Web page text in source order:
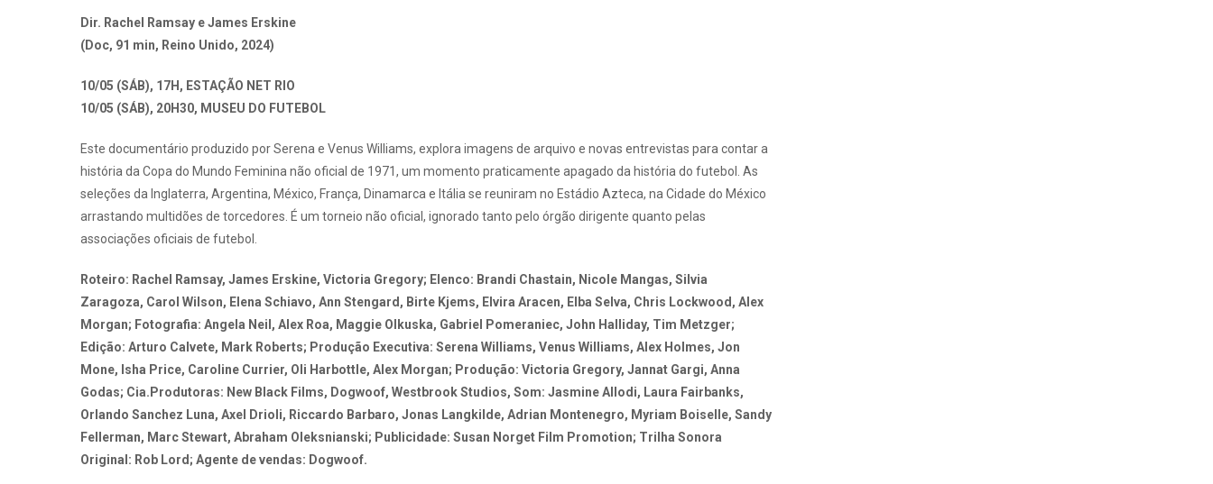
Dir. Rachel Ramsay e James Erskine
(Doc, 91 min, Reino Unido, 2024)
10/05 (SÁB), 17H, ESTAÇÃO NET RIO
10/05 (SÁB), 20H30, MUSEU DO FUTEBOL
Este documentário produzido por Serena e Venus Williams, explora imagens de arquivo e novas entrevistas para contar a
história da Copa do Mundo Feminina não oficial de 1971, um momento praticamente apagado da história do futebol. As
seleções da Inglaterra, Argentina, México, França, Dinamarca e Itália se reuniram no Estádio Azteca, na Cidade do México
arrastando multidões de torcedores. É um torneio não oficial, ignorado tanto pelo órgão dirigente quanto pelas
associações oficiais de futebol.
Roteiro: Rachel Ramsay, James Erskine, Victoria Gregory; Elenco: Brandi Chastain, Nicole Mangas, Silvia
Zaragoza, Carol Wilson, Elena Schiavo, Ann Stengard, Birte Kjems, Elvira Aracen, Elba Selva, Chris Lockwood, Alex
Morgan; Fotografia: Angela Neil, Alex Roa, Maggie Olkuska, Gabriel Pomeraniec, John Halliday, Tim Metzger;
Edição: Arturo Calvete, Mark Roberts; Produção Executiva: Serena Williams, Venus Williams, Alex Holmes, Jon
Mone, Isha Price, Caroline Currier, Oli Harbottle, Alex Morgan; Produção: Victoria Gregory, Jannat Gargi, Anna
Godas; Cia.Produtoras: New Black Films, Dogwoof, Westbrook Studios, Som: Jasmine Allodi, Laura Fairbanks,
Orlando Sanchez Luna, Axel Drioli, Riccardo Barbaro, Jonas Langkilde, Adrian Montenegro, Myriam Boiselle, Sandy
Fellerman, Marc Stewart, Abraham Oleksnianski; Publicidade: Susan Norget Film Promotion; Trilha Sonora
Original: Rob Lord; Agente de vendas: Dogwoof.